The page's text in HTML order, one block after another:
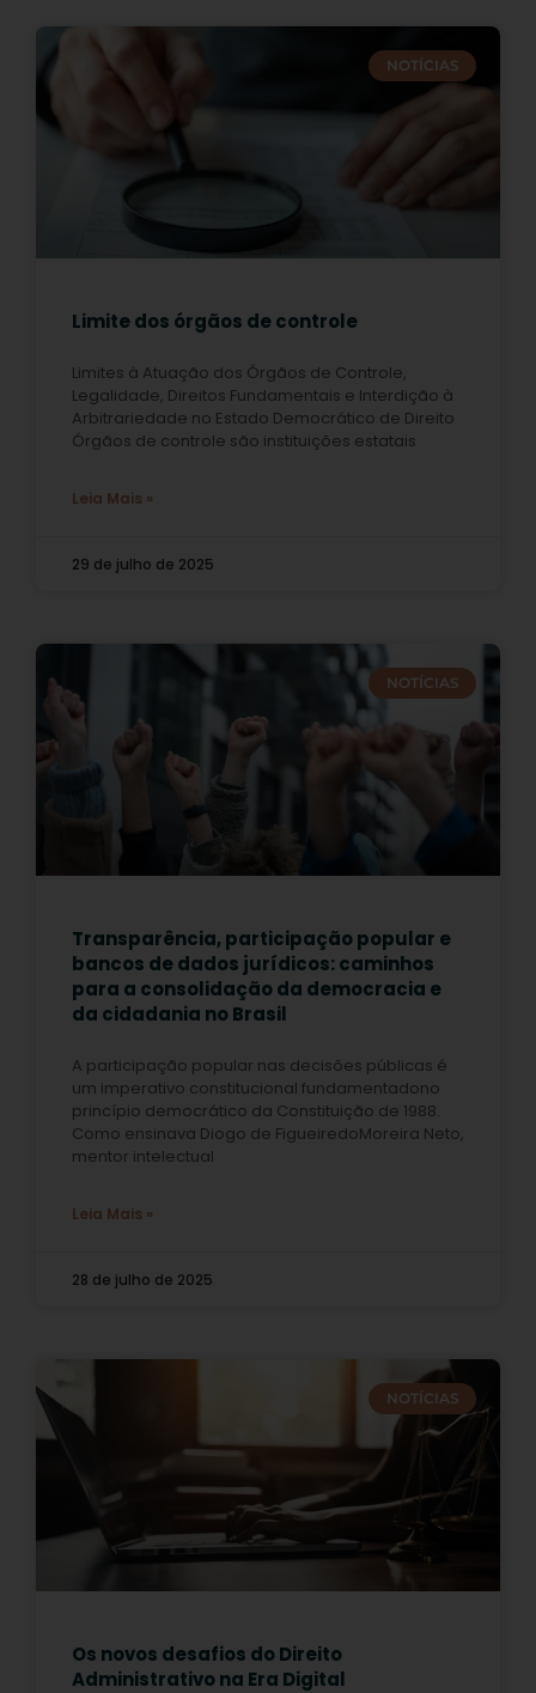
NOTÍCIAS
Limite dos órgãos de controle
Limites à Atuação dos Órgãos de Controle,
Legalidade, Direitos Fundamentais e Interdição à
Arbitrariedade no Estado Democrático de Direito
Órgãos de controle são instituições estatais
Leia Mais »
29 de julho de 2025
NOTÍCIAS
Transparência, participação popular e
bancos de dados jurídicos: caminhos
para a consolidação da democracia e
da cidadania no Brasil
A participação popular nas decisões públicas é
um imperativo constitucional fundamentadono
princípio democrático da Constituição de 1988.
Como ensinava Diogo de FigueiredoMoreira Neto,
mentor intelectual
Leia Mais »
28 de julho de 2025
NOTÍCIAS
Os novos desafios do Direito
Administrativo na Era Digital